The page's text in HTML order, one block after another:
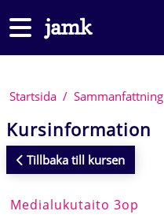
Sidopanel
Startsida Sammanfattning
Kursinformation
Tillbaka till kursen
Medialukutaito 3op